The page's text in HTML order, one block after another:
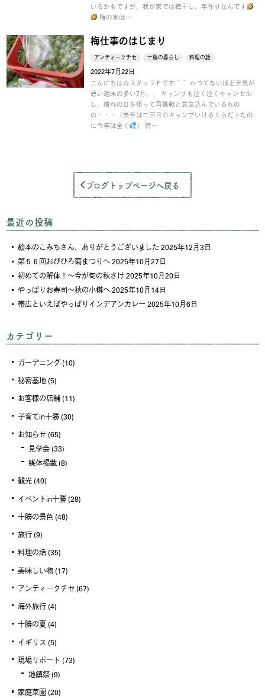
いるかもですが、我が家では梅干し、手作りなんです
梅の実は…
梅仕事のはじまり
アンティークチセ 十勝の暮らし 料理の話
2022年7月22日
こんにちは☆スタッフＥです＾＾ かつてないほど天気が
悪い週末の多い7月。。 キャンプも泣く泣くキャンセル
し、晴れの日を狙って再挑戦と意気込んでいるもの
の・・・（去年は二回目のキャンプいけるくらだったの
に今年は全く
） 待…
ブログトップページへ戻る
最近の投稿
絵本のこみちさん、ありがとうございました 2025年12月3日
第５６回おびひろ菊まつりへ2025年10月27日
初めての解体！～今が旬の秋さけ2025年10月20日
やっぱりお寿司～秋の小樽へ2025年10月14日
帯広といえばやっぱりインデアンカレー2025年10月6日
カテゴリー
ガーデニング (10)
秘密基地 (5)
お客様の店舗 (11)
子育てin十勝 (30)
お知らせ (65)
見学会 (33)
媒体掲載 (8)
観光 (40)
イベントin十勝 (28)
十勝の景色 (48)
旅行 (9)
料理の話 (35)
美味しい物 (17)
アンティークチセ (67)
海外旅行 (4)
十勝の夏 (4)
イギリス (5)
現場リポート (73)
地鎮祭 (9)
家庭菜園 (20)